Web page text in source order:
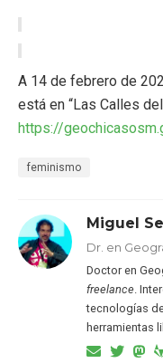
A 14 de febrero de
está en “Las Calles
https://
feminismo
Miguel
Dr. en
Doctor en
freelance .
tecnologías
herramientas